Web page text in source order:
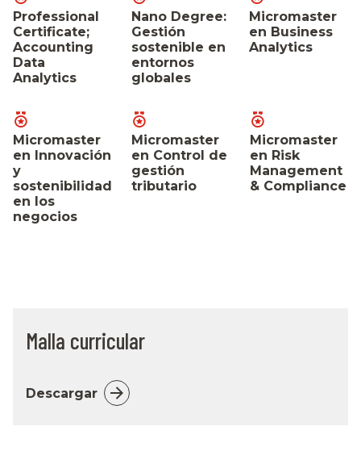
Professional
Certificate;
Accounting
Data
Analytics
Nano Degree:
Gestión
sostenible en
entornos
globales
Micromaster
en Business
Analytics
Micromaster
en Innovación
y
sostenibilidad
en los
negocios
Micromaster
en Control de
gestión
tributario
Micromaster
en Risk
Management
& Compliance
Malla curricular
Descargar